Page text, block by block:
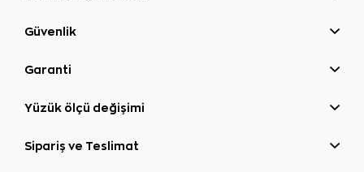
Güvenlik
Garanti
Yüzük ölçü değişimi
Sipariş ve Teslimat